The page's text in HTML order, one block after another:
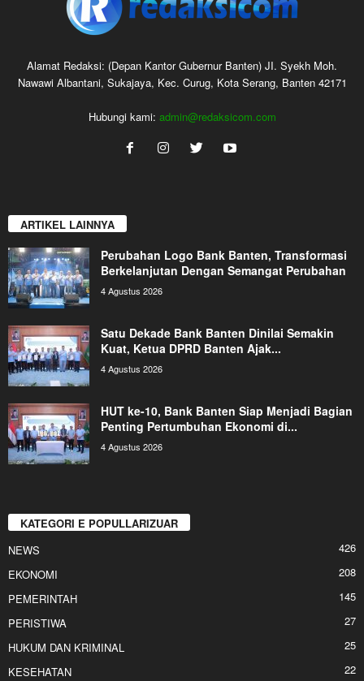
Alamat Redaksi: (Depan Kantor Gubernur Banten) JI. Syekh Moh.
Nawawi Albantani, Sukajaya, Kec. Curug, Kota Serang, Banten 42171
Hubungi kami: admin@redaksicom.com
ARTIKEL LAINNYA
Perubahan Logo Bank Banten, Transformasi
Berkelanjutan Dengan Semangat Perubahan
4 Agustus 2026
Satu Dekade Bank Banten Dinilai Semakin
Kuat, Ketua DPRD Banten Ajak...
4 Agustus 2026
HUT ke-10, Bank Banten Siap Menjadi Bagian
Penting Pertumbuhan Ekonomi di...
4 Agustus 2026
KATEGORI E POPULLARIZUAR
NEWS
426
EKONOMI
208
PEMERINTAH
145
PERISTIWA
27
HUKUM DAN KRIMINAL
25
KESEHATAN
22